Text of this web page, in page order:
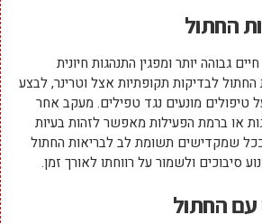
החתול
גבוהה יותר ומפגין התנהגות חיונית
לבדיקות תקופתיות אצל וטרינר, לבצע
טיפולים מונעים נגד טפילים. מעקב אחר
או ברמת הפעילות מאפשר לזהות בעיות
שמקדישים תשומת לב לבריאות החתול
סיבוכים ולשמור על רווחתו לאורך זמן.
עם החתול